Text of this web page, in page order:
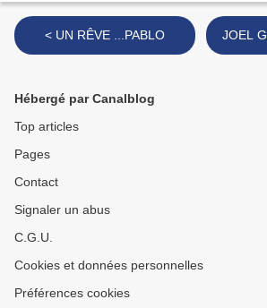
< UN RÊVE ...PABLO
Hébergé par Canalblog
Top articles
Pages
Contact
Signaler un abus
C.G.U.
Cookies et données personnelles
Préférences cookies